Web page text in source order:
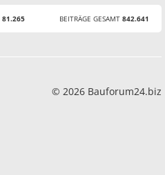
81.265 BEITRÄGE GESAMT 842.641
© 2026 Bauforum24.biz